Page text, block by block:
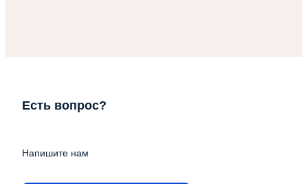
Есть вопрос?
Напишите нам